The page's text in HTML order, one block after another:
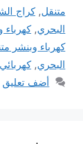
متنقل, كراج
البحري, كهرباء
كهرباء وبنشر
البحري,
أضف تعليق